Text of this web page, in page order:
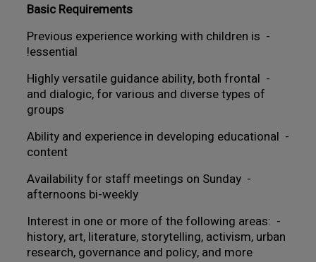
Basic Requirements
- Previous experience working with children is
essential!
- Highly versatile guidance ability, both frontal
and dialogic, for various and diverse types of
groups
- Ability and experience in developing educational
content
- Availability for staff meetings on Sunday
afternoons bi-weekly
- Interest in one or more of the following areas:
history, art, literature, storytelling, activism, urban
research, governance and policy, and more